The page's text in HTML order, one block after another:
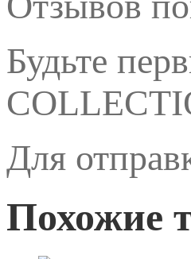
Будьте
Для
Похожие